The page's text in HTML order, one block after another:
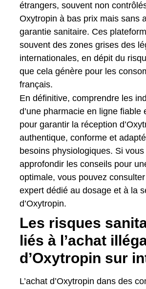
étrangers, souvent non
Oxytropin à bas prix mais sans
garantie sanitaire. Ces
souvent des zones grises des
internationales, en dépit du
que cela génère pour les
français.
En définitive, comprendre les
d’une pharmacie en ligne fiable
pour garantir la réception
authentique, conforme et
besoins physiologiques. Si
approfondir les conseils pour
optimale, vous pouvez
expert dédié au dosage et à la
d’Oxytropin.
Les risques
liés à l’achat
d’Oxytropin sur
L’achat d’Oxytropin dans des